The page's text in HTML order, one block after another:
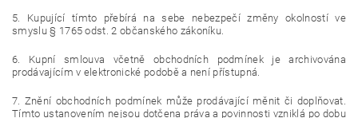
5. Kupující tímto přebírá na sebe nebezpečí změny okolností ve
smyslu § 1765 odst. 2 občanského zákoníku.
6. Kupní smlouva včetně obchodních podmínek je archivována
prodávajícím v elektronické podobě a není přístupná.
7. Znění obchodních podmínek může prodávající měnit či doplňovat.
Tímto ustanovením nejsou dotčena práva a povinnosti vzniklá po dobu